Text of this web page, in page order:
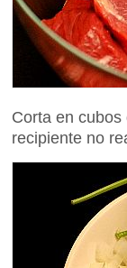
Corta en
recipiente no